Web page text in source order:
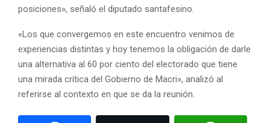
posiciones», señaló el diputado santafesino.
«Los que convergemos en este encuentro venimos de
experiencias distintas y hoy tenemos la obligación de darle
una alternativa al 60 por ciento del electorado que tiene
una mirada crítica del Gobierno de Macri», analizó al
referirse al contexto en que se da la reunión.